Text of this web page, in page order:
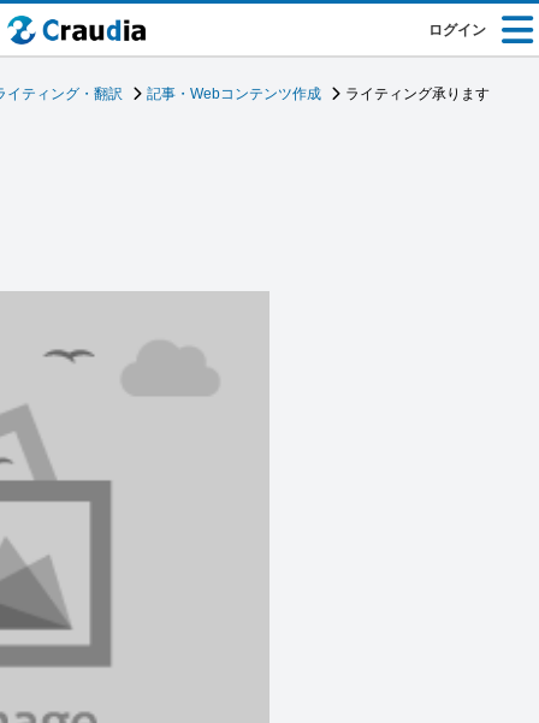
ログイン
イティング・翻訳 記事・Webコンテンツ作成 ライティング承ります